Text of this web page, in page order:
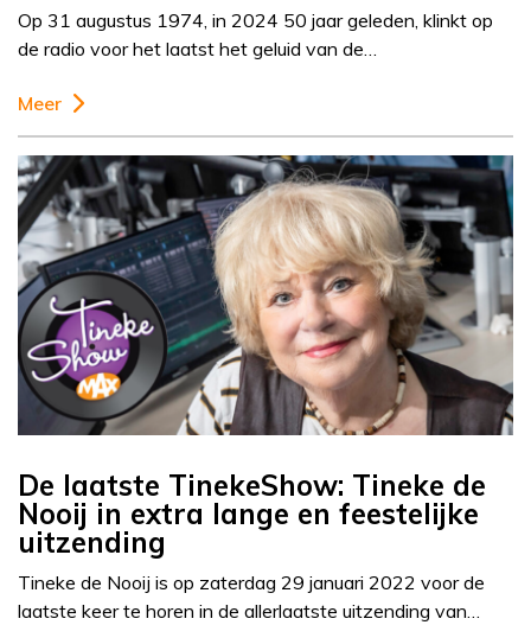
Op 31 augustus 1974, in 2024 50 jaar geleden, klinkt op
de radio voor het laatst het geluid van de…
Meer
De laatste TinekeShow: Tineke de
Nooij in extra lange en feestelijke
uitzending
Tineke de Nooij is op zaterdag 29 januari 2022 voor de
laatste keer te horen in de allerlaatste uitzending van…